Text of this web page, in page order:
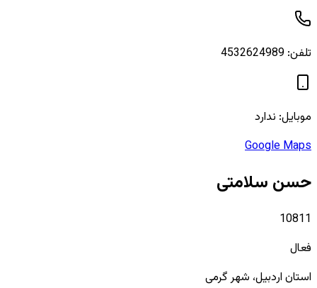
تلفن: 4532624989
موبایل: ندارد
Google Maps
حسن سلامتی
10811
فعال
استان اردبیل، شهرگرمی